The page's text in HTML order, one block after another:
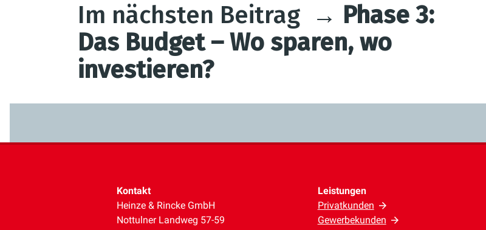
Im nächsten Beitrag → Phase 3:
Das Budget – Wo sparen, wo
investieren?
Kontakt
Heinze & Rincke GmbH
Nottulner Landweg 57-59
Leistungen
Privatkunden
Gewerbekunden